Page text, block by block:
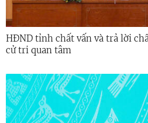
HĐND tỉnh chất vấn và trả lời
cử tri quan tâm